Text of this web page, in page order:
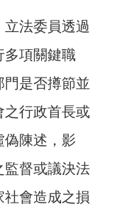
法委員透過
多項關鍵職
是否撙節並
行政首長或
偽陳述，影
監督或議決法
會造成之損